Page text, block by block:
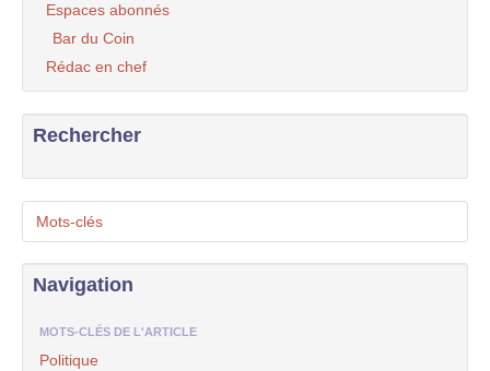
Espaces abonnés
Bar du Coin
Rédac en chef
Rechercher
Mots-clés
Navigation
MOTS-CLÉS DE L'ARTICLE
Politique